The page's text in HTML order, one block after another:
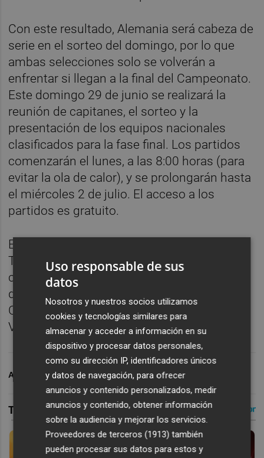
Con este resultado, Alemania será cabeza de
serie en el sorteo del domingo, por lo que
ambas selecciones solo se volverán a
enfrentar si llegan a la final del Campeonato.
Este domingo 29 de junio se realizará la
reunión de capitanes, el sorteo y la
presentación de los equipos nacionales
clasificados para la fase final. Los partidos
comenzarán el lunes, a las 8:00 horas (para
evitar la ola de calor), y se prolongarán hasta
el miércoles 2 de julio. El acceso a los
partidos es gratuito.
Este campeonato está organizado por
Tennis Europe y el Club de Tenis Valencia
con el apoyo de la Real Federación Española
de Tenis, la Generalitat Valenciana-
Comunitat de l’Esport, Ayuntamiento de
Valencia y Fundación Deportiva Municipal.
ARCHIVADO EN POLIDEPORTIVO
Uso responsable de sus
datos
Nosotros y nuestros socios utilizamos
cookies y tecnologías similares para
almacenar y acceder a información en su
dispositivo y procesar datos personales,
como su dirección IP, identificadores únicos
y datos de navegación, para ofrecer
anuncios y contenido personalizados, medir
anuncios y contenido, obtener información
sobre la audiencia y mejorar los servicios.
Proveedores de terceros (1913) también
pueden procesar sus datos para estos y